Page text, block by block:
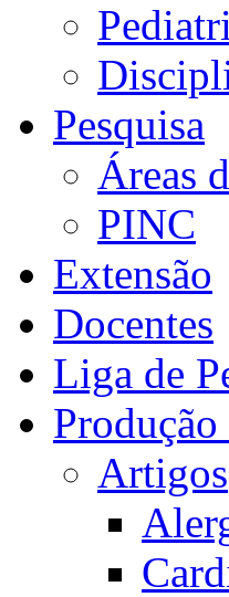
Pesquisa
Áreas
PINC
Extensão
Docentes
Liga de
Artigos